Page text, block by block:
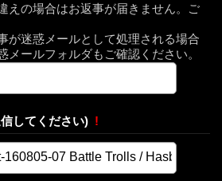
えの場合はお返事が届きません。ご
が迷惑メールとして処理される場合
メールフォルダもご確認ください。
してください) !